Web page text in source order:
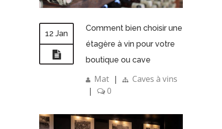
12 Jan
Comment bien choisir une
étagère à vin pour votre
boutique ou cave
Mat |
Caves à vins
|
0